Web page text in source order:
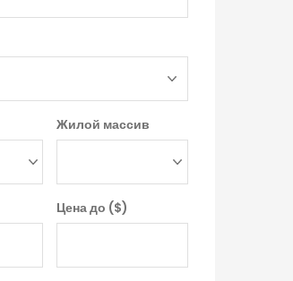
Жилой массив
Цена до ($)